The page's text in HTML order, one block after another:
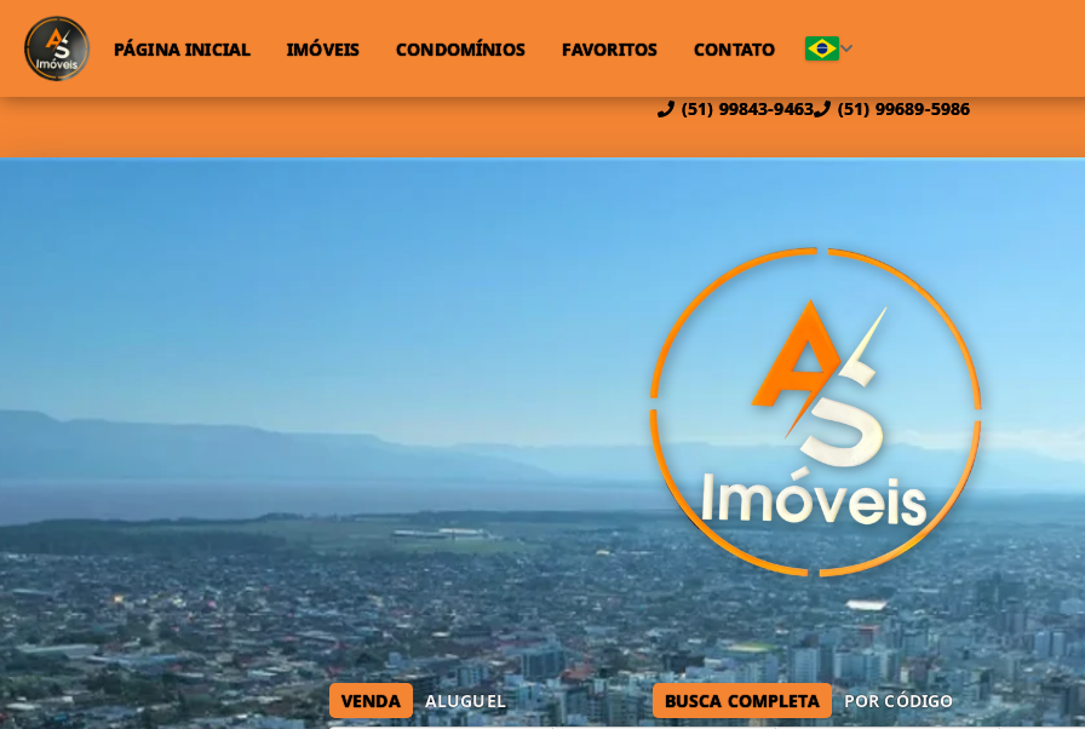
(51) 99843-9463 (51) 99689-5986
PÁGINA INICIAL IMÓVEIS CONDOMÍNIOS FAVORITOS CONTATO
VENDA ALUGUEL BUSCA COMPLETA POR CÓDIGO